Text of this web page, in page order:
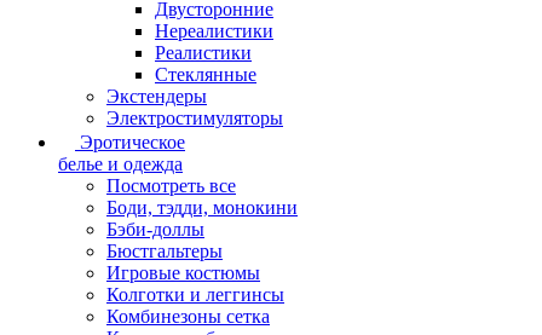
Двусторонние
Нереалистики
Реалистики
Стеклянные
Экстендеры
Электростимуляторы
Эротическое
белье и одежда
Посмотреть все
Боди, тэдди, монокини
Бэби-доллы
Бюстгальтеры
Игровые костюмы
Колготки и леггинсы
Комбинезоны сетка